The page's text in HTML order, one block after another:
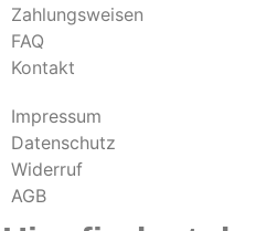
Zahlungsweisen
FAQ
Kontakt
Impressum
Datenschutz
Widerruf
AGB